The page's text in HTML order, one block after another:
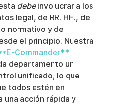
debe involucrar a los
legal, de RR. HH., de
normativo y de
el principio. Nuestra
Commander**
departamento un
unificado, lo que
todos estén en
una acción rápida y